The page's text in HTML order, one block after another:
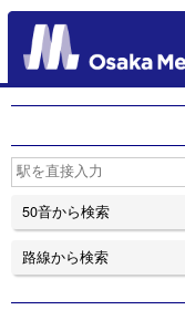
もどる
50音から検索
路線から検索